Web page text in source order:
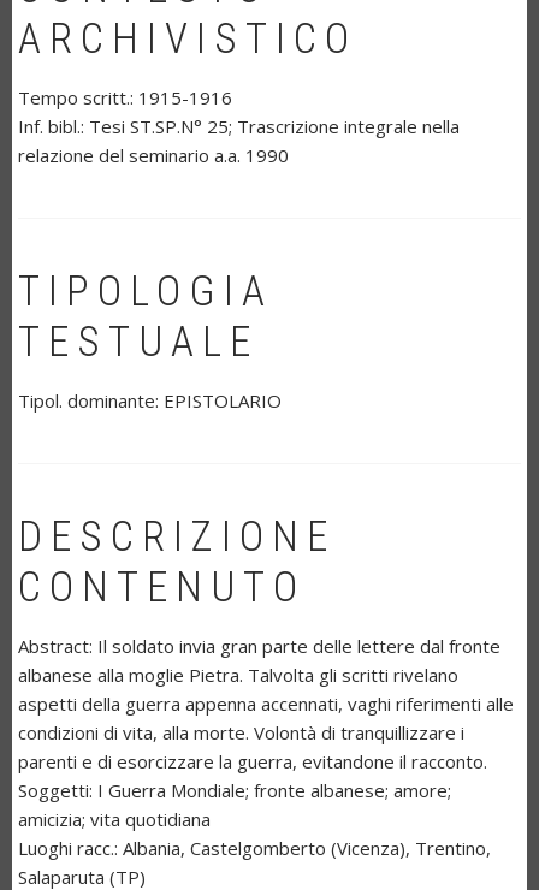
ARCHIVISTICO
Tempo scritt.: 1915-1916
Inf. bibl.: Tesi ST.SP.N° 25; Trascrizione integrale nella
relazione del seminario a.a. 1990
TIPOLOGIA
TESTUALE
Tipol. dominante: EPISTOLARIO
DESCRIZIONE
CONTENUTO
Abstract: Il soldato invia gran parte delle lettere dal fronte
albanese alla moglie Pietra. Talvolta gli scritti rivelano
aspetti della guerra appenna accennati, vaghi riferimenti alle
condizioni di vita, alla morte. Volontà di tranquillizzare i
parenti e di esorcizzare la guerra, evitandone il racconto.
Soggetti: I Guerra Mondiale; fronte albanese; amore;
amicizia; vita quotidiana
Luoghi racc.: Albania, Castelgomberto (Vicenza), Trentino,
Salaparuta (TP)